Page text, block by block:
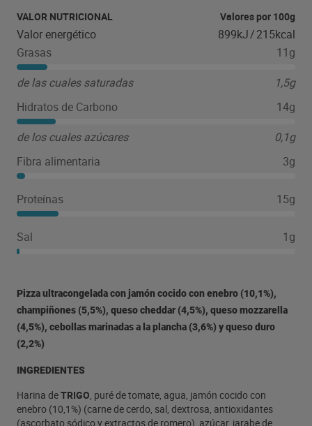
VALOR NUTRICIONAL Valores por 100g
Valor energético 899kJ/215kcal
Grasas
11g
de las cuales saturadas
1,5g
Hidratos de Carbono
14g
de los cuales azúcares
0,1g
Fibra alimentaria
3g
Proteínas 15g
Sal 1g
Pizza ultracongelada con jamón cocido con enebro (10,1%),
champiñones (5,5%), queso cheddar (4,5%), queso mozzarella
(4,5%), cebollas marinadas a la plancha (3,6%) y queso duro
(2,2%)
INGREDIENTES
Harina deTRIGO, puré de tomate, agua, jamón cocido con
enebro (10,1%) (carne de cerdo, sal, dextrosa, antioxidantes
(ascorbato sódico y extractos de romero), azúcar, jarabe de